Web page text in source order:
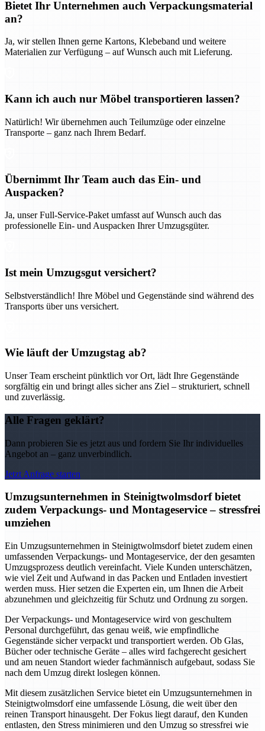
Bietet Ihr Unternehmen auch Verpackungsmaterial
an?
Ja, wir stellen Ihnen gerne Kartons, Klebeband und weitere
Materialien zur Verfügung – auf Wunsch auch mit Lieferung.
Kann ich auch nur Möbel transportieren lassen?
Natürlich! Wir übernehmen auch Teilumzüge oder einzelne
Transporte – ganz nach Ihrem Bedarf.
Übernimmt Ihr Team auch das Ein- und
Auspacken?
Ja, unser Full-Service-Paket umfasst auf Wunsch auch das
professionelle Ein- und Auspacken Ihrer Umzugsgüter.
Ist mein Umzugsgut versichert?
Selbstverständlich! Ihre Möbel und Gegenstände sind während des
Transports über uns versichert.
Wie läuft der Umzugstag ab?
Unser Team erscheint pünktlich vor Ort, lädt Ihre Gegenstände
sorgfältig ein und bringt alles sicher ans Ziel – strukturiert, schnell
und zuverlässig.
Alle Fragen geklärt?
Dann probieren Sie es jetzt aus und fordern Sie Ihr individuelles
Angebot an – ganz unverbindlich.
Jetzt Anfrage starten
Umzugsunternehmen in Steinigtwolmsdorf bietet
zudem Verpackungs- und Montageservice – stressfrei
umziehen
Ein Umzugsunternehmen in Steinigtwolmsdorf bietet zudem einen
umfassenden Verpackungs- und Montageservice, der den gesamten
Umzugsprozess deutlich vereinfacht. Viele Kunden unterschätzen,
wie viel Zeit und Aufwand in das Packen und Entladen investiert
werden muss. Hier setzen die Experten ein, um Ihnen die Arbeit
abzunehmen und gleichzeitig für Schutz und Ordnung zu sorgen.
Der Verpackungs- und Montageservice wird von geschultem
Personal durchgeführt, das genau weiß, wie empfindliche
Gegenstände sicher verpackt und transportiert werden. Ob Glas,
Bücher oder technische Geräte – alles wird fachgerecht gesichert
und am neuen Standort wieder fachmännisch aufgebaut, sodass Sie
nach dem Umzug direkt loslegen können.
Mit diesem zusätzlichen Service bietet ein Umzugsunternehmen in
Steinigtwolmsdorf eine umfassende Lösung, die weit über den
reinen Transport hinausgeht. Der Fokus liegt darauf, den Kunden
entlasten, den Stress minimieren und den Umzug so stressfrei wie